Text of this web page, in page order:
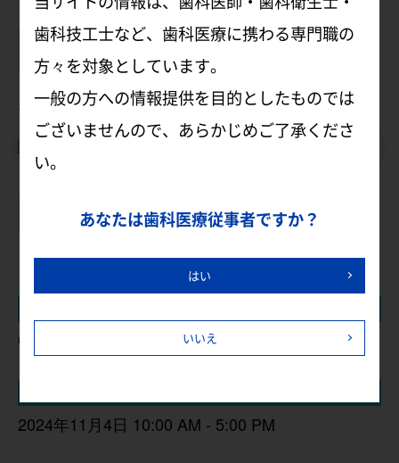
セミナー詳細は下記PDFをご確認ください。
よくあるご質問はこちら
中村 恵子 先生 、 前田 奈美 歯科衛生士
2024年11月4日 10:00 AM - 5:00 PM
歯科技工士など、歯科医療に携わる専門職の
方々を対象としています。
一般の方への情報提供を目的としたものでは
ございませんので、あらかじめご了承くださ
い。
あなたは歯科医療従事者ですか？
はい
いいえ